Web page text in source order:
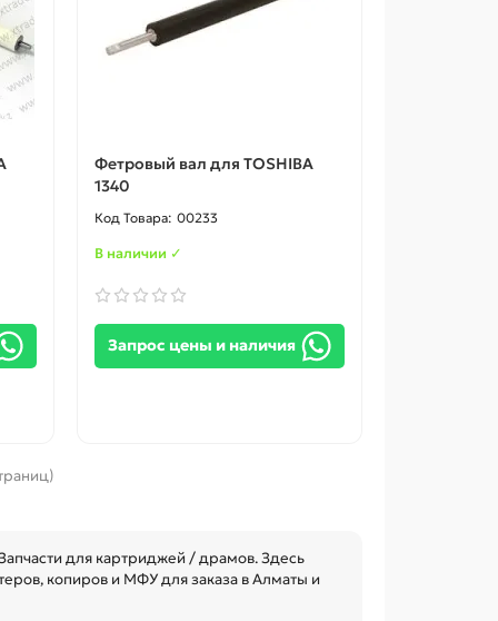
Фетровый вал для TOSHIBA
1340
00233
В наличии ✓
Запрос цены и наличия
для картриджей / драмов. Здесь
копиров и МФУ для заказа в Алматы и